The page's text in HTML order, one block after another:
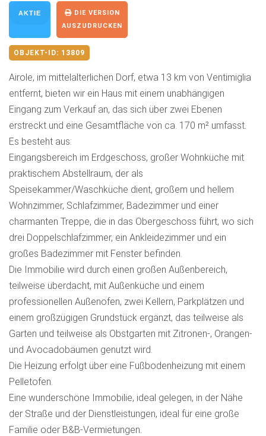
AKTIE
DIE VERSION
AUSZUDRUCKEN
OBJEKT-ID: 13809
Airole, im mittelalterlichen Dorf, etwa 13 km von Ventimiglia
entfernt, bieten wir ein Haus mit einem unabhängigen
Eingang zum Verkauf an, das sich über zwei Ebenen
erstreckt und eine Gesamtfläche von ca. 170 m² umfasst.
Es besteht aus:
Eingangsbereich im Erdgeschoss, großer Wohnküche mit
praktischem Abstellraum, der als
Speisekammer/Waschküche dient, großem und hellem
Wohnzimmer, Schlafzimmer, Badezimmer und einer
charmanten Treppe, die in das Obergeschoss führt, wo sich
drei Doppelschlafzimmer, ein Ankleidezimmer und ein
großes Badezimmer mit Fenster befinden.
Die Immobilie wird durch einen großen Außenbereich,
teilweise überdacht, mit Außenküche und einem
professionellen Außenofen, zwei Kellern, Parkplätzen und
einem großzügigen Grundstück ergänzt, das teilweise als
Garten und teilweise als Obstgarten mit Zitronen-, Orangen-
und Avocadobäumen genutzt wird.
Die Heizung erfolgt über eine Fußbodenheizung mit einem
Pelletofen.
Eine wunderschöne Immobilie, ideal gelegen, in der Nähe
der Straße und der Dienstleistungen, ideal für eine große
Familie oder B&B-Vermietungen.